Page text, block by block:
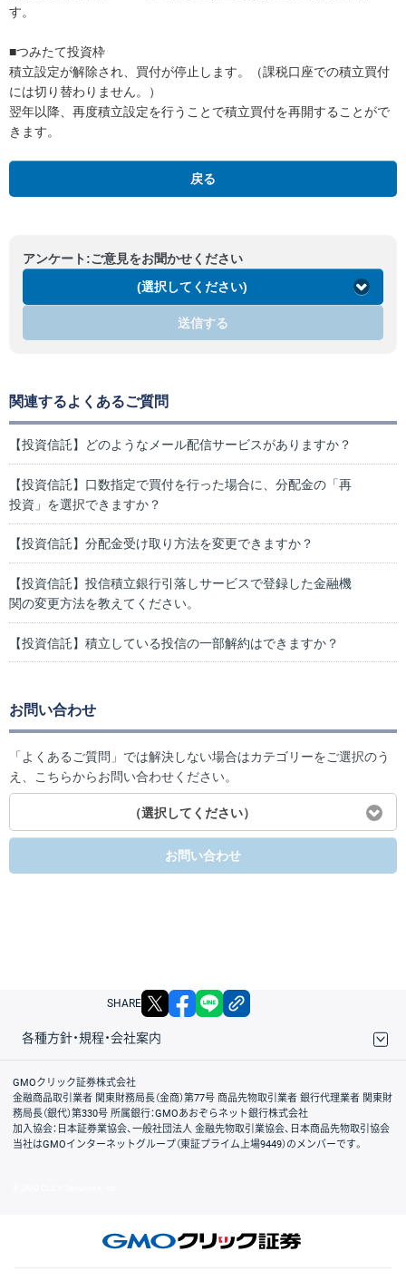
す。
■つみたて投資枠
積立設定が解除され、買付が停止します。（課税口座での積立買付
には切り替わりません。）
翌年以降、再度積立設定を行うことで積立買付を再開することがで
きます。
戻る
アンケート:ご意見をお聞かせください
(選択してください)
送信する
関連するよくあるご質問
【投資信託】どのようなメール配信サービスがありますか？
【投資信託】口数指定で買付を行った場合に、分配金の「再
投資」を選択できますか？
【投資信託】分配金受け取り方法を変更できますか？
【投資信託】投信積立銀行引落しサービスで登録した金融機
関の変更方法を教えてください。
【投資信託】積立している投信の一部解約はできますか？
お問い合わせ
「よくあるご質問」では解決しない場合はカテゴリーをご選択のう
え、こちらからお問い合わせください。
（選択してください）
お問い合わせ
SHARE X facebook
各種方針・規程・会社案内
取引規程・約款
サイトマップ
その他のご案内
個人情報保護方針
最良執行方針
サイトのご利用について
ディスクレイマー
信託保全
リスク説明
会社案内
GMOクリック証券株式会社
金融商品取引業者 関東財務局長（金商）第77号 商品先物取引業者 銀行代理業者 関東財
務局長（銀代）第330号 所属銀行：GMOあおぞらネット銀行株式会社
加入協会：日本証券業協会、一般社団法人 金融先物取引業協会、日本商品先物取引協会
当社はGMOインターネットグループ（東証プライム上場9449）のメンバーです。